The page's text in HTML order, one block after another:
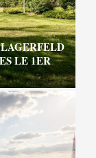
LE 1ER